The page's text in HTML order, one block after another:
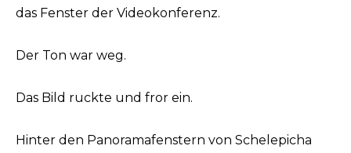
das Fenster der Videokonferenz.
Der Ton war weg.
Das Bild ruckte und fror ein.
Hinter den Panoramafenstern von Schelepicha